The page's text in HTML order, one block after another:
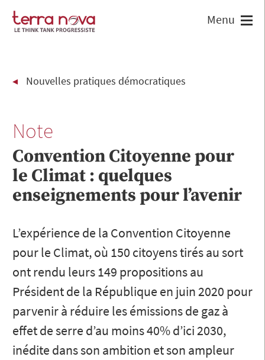
Nouvelles pratiques démocratiques
Note
Convention Citoyenne pour
le Climat : quelques
enseignements pour l’avenir
L’expérience de la Convention Citoyenne
pour le Climat, où 150 citoyens tirés au sort
ont rendu leurs 149 propositions au
Président de la République en juin 2020 pour
parvenir à réduire les émissions de gaz à
effet de serre d’au moins 40% d’ici 2030,
inédite dans son ambition et son ampleur